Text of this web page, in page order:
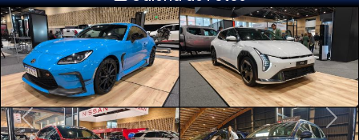
Previous Next